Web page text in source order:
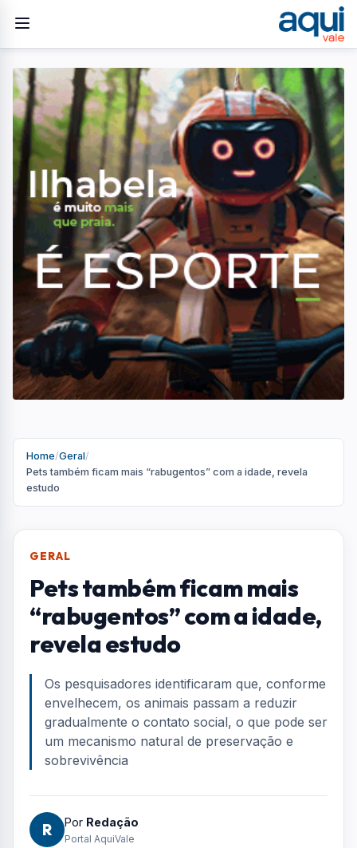
Home/Geral/
Pets também ficam mais “rabugentos” com a idade, revela
estudo
GERAL
Pets também ficam mais
“rabugentos” com a idade,
revela estudo
Os pesquisadores identificaram que, conforme
envelhecem, os animais passam a reduzir
gradualmente o contato social, o que pode ser
um mecanismo natural de preservação e
sobrevivência
R Por Redação
Portal AquiVale